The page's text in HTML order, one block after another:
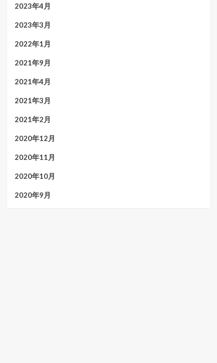
2023年4月
2023年3月
2022年1月
2021年9月
2021年4月
2021年3月
2021年2月
2020年12月
2020年11月
2020年10月
2020年9月